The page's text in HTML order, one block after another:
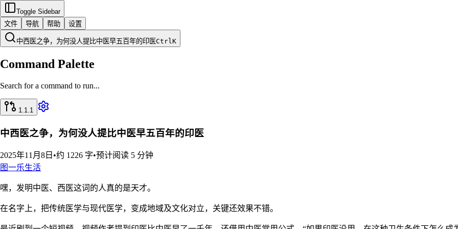
Toggle Sidebar
文件
导航 帮助 设置
中西医之争，为何没人提比中医早五百年的印医CtrlK
Command Palette
Search for a command to run...
1.1.1
中西医之争，为何没人提比中医早五百年的印医
2025年11月8日 •约 1226 字•预计阅读 5 分钟
图一乐生活
嘿，发明中医、西医这词的人真的是天才。
在名字上，把传统医学与现代医学，变成地域及文化对立，关键还效果不错。